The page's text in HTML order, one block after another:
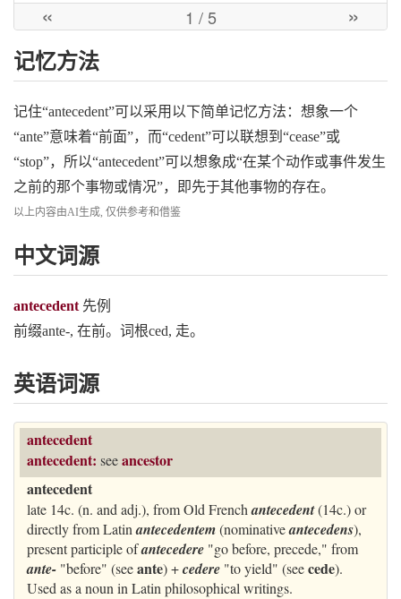
« 1 / 5 »
记忆方法
记住“antecedent”可以采用以下简单记忆方法：想象一个
“ante”意味着“前面”，而“cedent”可以联想到“cease”或
“stop”，所以“antecedent”可以想象成“在某个动作或事件发生
之前的那个事物或情况”，即先于其他事物的存在。
以上内容由AI生成, 仅供参考和借鉴
中文词源
antecedent 先例
前缀ante-, 在前。词根ced, 走。
英语词源
antecedent
antecedent: seeancestor
antecedent
late 14c. (n. and adj.), from Old Frenchantecedent(14c.) or
directly from Latinantecedentem(nominativeantecedens),
present participle ofantecedere "go before, precede," from
ante- "before" (seeante) +cedere "to yield" (seecede).
Used as a noun in Latin philosophical writings.